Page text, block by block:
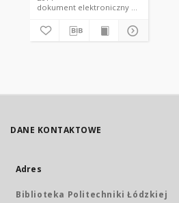
dokument elektroniczny
DANE KONTAKTOWE
Adres
Biblioteka Politechniki Łódzkiej